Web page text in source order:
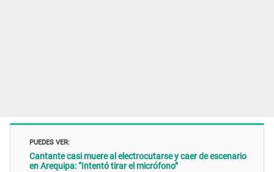
PUEDES VER:
Cantante casi muere al electrocutarse y caer de escenario
en Arequipa: “Intentó tirar el micrófono”